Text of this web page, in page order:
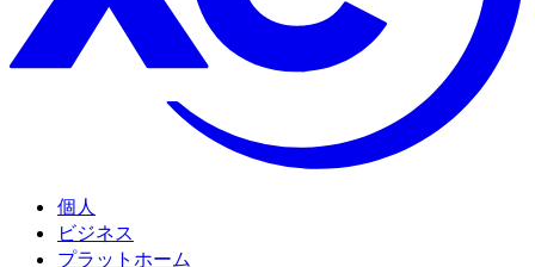
個人
ビジネス
プラットホーム